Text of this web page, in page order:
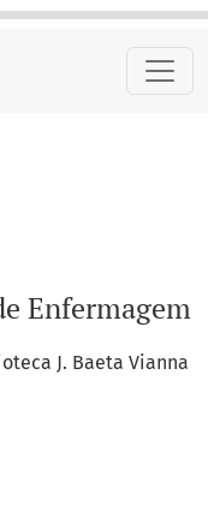
Enfermagem
J. Baeta Vianna